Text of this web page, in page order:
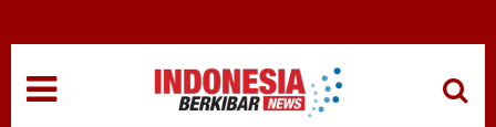
NASIONAL